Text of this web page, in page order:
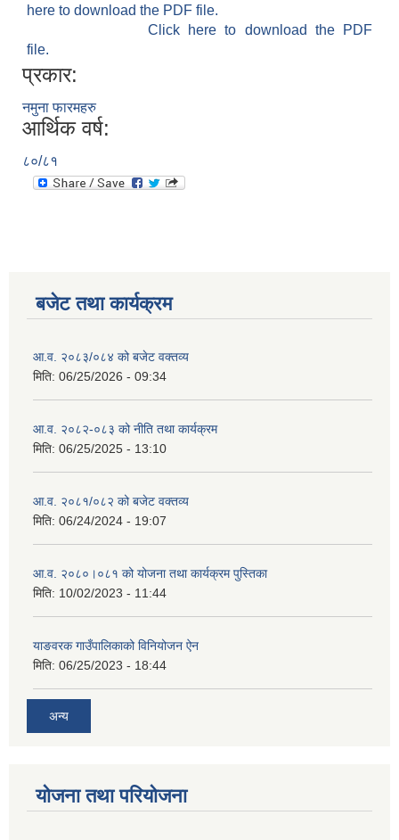
here to download the PDF file.
Click here to download the PDF
file.
प्रकार:
नमुना फारमहरु
आर्थिक वर्ष:
८०/८१
बजेट तथा कार्यक्रम
आ.व. २०८३/०८४ को बजेट वक्तव्य
मिति: 06/25/2026 - 09:34
आ.व. २०८२-०८३ को नीति तथा कार्यक्रम
मिति: 06/25/2025 - 13:10
आ.व. २०८१/०८२ को बजेट वक्तव्य
मिति: 06/24/2024 - 19:07
आ.व. २०८०।०८१ को योजना तथा कार्यक्रम पुस्तिका
मिति: 10/02/2023 - 11:44
याङवरक गाउँपालिकाको विनियोजन ऐन
मिति: 06/25/2023 - 18:44
अन्य
योजना तथा परियोजना